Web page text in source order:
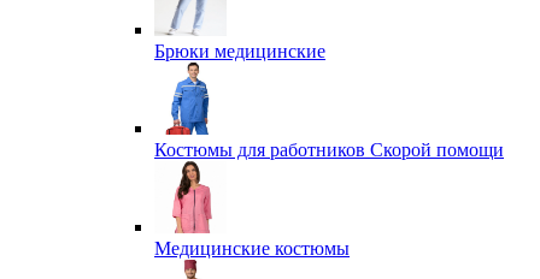
Брюки медицинские
Костюмы для работников Скорой помощи
Медицинские костюмы